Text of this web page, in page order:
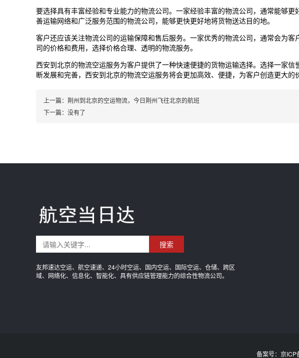
要选择具有丰富经验和专业能力的物流公司。一家经验丰富的物流公司，通常能够
善运输网络和广泛服务范围的物流公司，能够更快更好地将货物送达目的地。
客户还应该关注物流公司的运输保障和售后服务。一家优秀的物流公司，通常会为
司的价格和费用，选择价格合理、透明的物流服务。
西安到北京的物流空运服务为客户提供了一种快速便捷的货物运输选择。选择一家
断发展和完善，西安到北京的物流空运服务将会更加高效、便捷，为客户创造更大的
上一篇： 荆州到北京的空运物流，今日荆州飞往北京的航班
下一篇： 没有了
搜索
友邦速达空运、航空速递、24小时空运、国内空运、国际空运、仓储、跨区
域、网络化、信息化、智能化、具有供应链管理能力的综合性物流公司。
备案号：京ICP